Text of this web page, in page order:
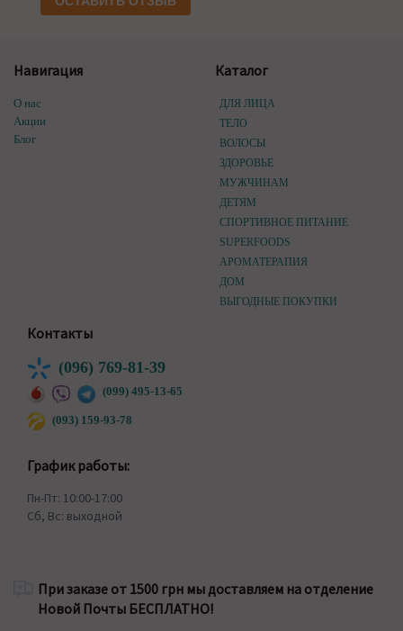
Навигация
О нас
Акции
Блог
Каталог
ДЛЯ ЛИЦА
ТЕЛО
ВОЛОСЫ
ЗДОРОВЬЕ
МУЖЧИНАМ
ДЕТЯМ
СПОРТИВНОЕ ПИТАНИЕ
SUPERFOODS
АРОМАТЕРАПИЯ
ДОМ
ВЫГОДНЫЕ ПОКУПКИ
Контакты
(096) 769-81-39
(099) 495-13-65
(093) 159-93-78
График работы:
Пн-Пт: 10:00-17:00
Сб, Вс: выходной
При заказе от 1500 грн мы доставляем на отделение
Новой Почты БЕСПЛАТНО!